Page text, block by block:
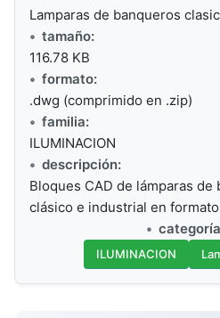
Lamparas de banqueros
tamaño:
116.78 KB
formato:
.dwg (comprimido en .zip)
familia:
ILUMINACION
descripción:
Bloques CAD de lámparas
clásico e industrial en
ILUMINACION